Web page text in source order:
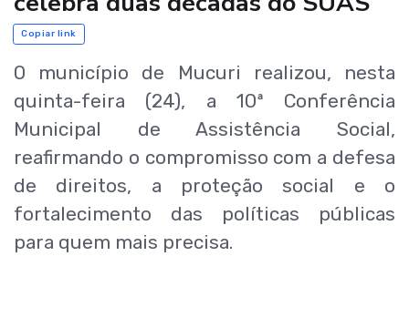
Copiar link
O município de Mucuri realizou, nesta
quinta-feira (24), a 10ª Conferência
Municipal de Assistência Social,
reafirmando o compromisso com a defesa
de direitos, a proteção social e o
fortalecimento das políticas públicas
para quem mais precisa.